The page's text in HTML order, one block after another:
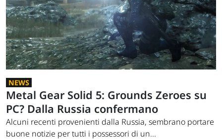
NEWS
Metal Gear Solid 5: Grounds Zeroes su
PC? Dalla Russia confermano
Alcuni recenti provenienti dalla Russia, sembrano portare
buone notizie per tutti i possessori di un...